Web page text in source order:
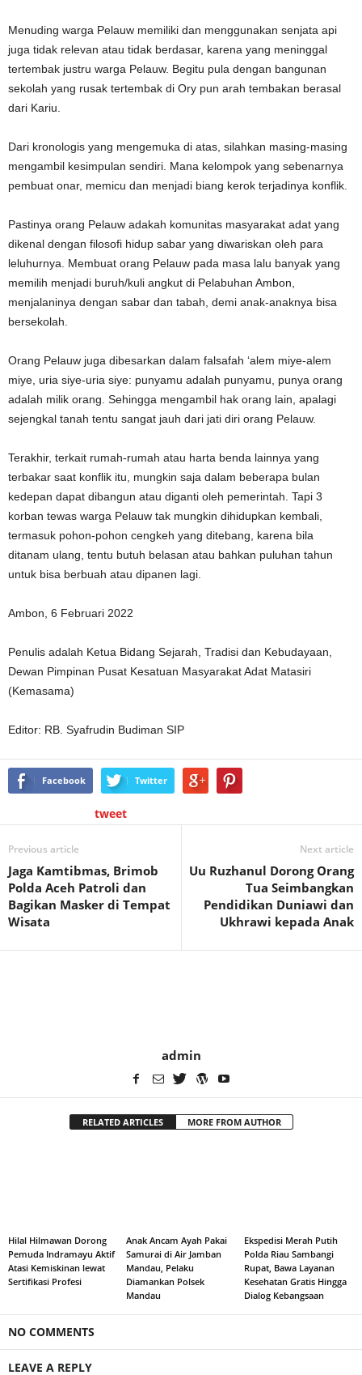
Menuding warga Pelauw memiliki dan menggunakan senjata api
juga tidak relevan atau tidak berdasar, karena yang meninggal
tertembak justru warga Pelauw. Begitu pula dengan bangunan
sekolah yang rusak tertembak di Ory pun arah tembakan berasal
dari Kariu.
Dari kronologis yang mengemuka di atas, silahkan masing-masing
mengambil kesimpulan sendiri. Mana kelompok yang sebenarnya
pembuat onar, memicu dan menjadi biang kerok terjadinya konflik.
Pastinya orang Pelauw adakah komunitas masyarakat adat yang
dikenal dengan filosofi hidup sabar yang diwariskan oleh para
leluhurnya. Membuat orang Pelauw pada masa lalu banyak yang
memilih menjadi buruh/kuli angkut di Pelabuhan Ambon,
menjalaninya dengan sabar dan tabah, demi anak-anaknya bisa
bersekolah.
Orang Pelauw juga dibesarkan dalam falsafah ‘alem miye-alem
miye, uria siye-uria siye: punyamu adalah punyamu, punya orang
adalah milik orang. Sehingga mengambil hak orang lain, apalagi
sejengkal tanah tentu sangat jauh dari jati diri orang Pelauw.
Terakhir, terkait rumah-rumah atau harta benda lainnya yang
terbakar saat konflik itu, mungkin saja dalam beberapa bulan
kedepan dapat dibangun atau diganti oleh pemerintah. Tapi 3
korban tewas warga Pelauw tak mungkin dihidupkan kembali,
termasuk pohon-pohon cengkeh yang ditebang, karena bila
ditanam ulang, tentu butuh belasan atau bahkan puluhan tahun
untuk bisa berbuah atau dipanen lagi.
Ambon, 6 Februari 2022
Penulis adalah Ketua Bidang Sejarah, Tradisi dan Kebudayaan,
Dewan Pimpinan Pusat Kesatuan Masyarakat Adat Matasiri
(Kemasama)
Editor: RB. Syafrudin Budiman SIP
Facebook Twitter
tweet
Previous article
Jaga Kamtibmas, Brimob
Polda Aceh Patroli dan
Bagikan Masker di Tempat
Wisata
Next article
Uu Ruzhanul Dorong Orang
Tua Seimbangkan
Pendidikan Duniawi dan
Ukhrawi kepada Anak
admin
RELATED ARTICLES MORE FROM AUTHOR
Hilal Hilmawan Dorong
Pemuda Indramayu Aktif
Atasi Kemiskinan lewat
Sertifikasi Profesi
Anak Ancam Ayah Pakai
Samurai di Air Jamban
Mandau, Pelaku
Diamankan Polsek
Mandau
Ekspedisi Merah Putih
Polda Riau Sambangi
Rupat, Bawa Layanan
Kesehatan Gratis Hingga
Dialog Kebangsaan
NO COMMENTS
LEAVE A REPLY